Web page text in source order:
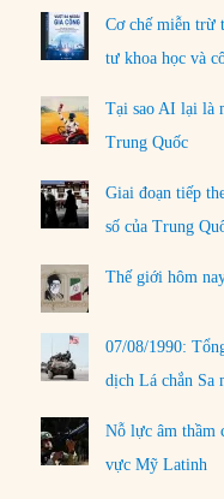
Cơ chế miễn trừ
tư khoa học và
Tại sao AI lại là
Trung Quốc
Giai đoạn tiếp
số của Trung
Thế giới hôm
07/08/1990:
dịch Lá chắn Sa
Nỗ lực âm thầm
vực Mỹ Latinh